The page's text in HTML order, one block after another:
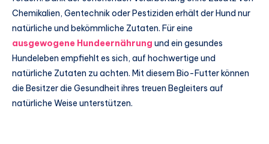
Chemikalien, Gentechnik oder Pestiziden erhält der Hund nur
natürliche und bekömmliche Zutaten. Für eine
ausgewogene Hundeernährung und ein gesundes
Hundeleben empfiehlt es sich, auf hochwertige und
natürliche Zutaten zu achten. Mit diesem Bio-Futter können
die Besitzer die Gesundheit ihres treuen Begleiters auf
natürliche Weise unterstützen.